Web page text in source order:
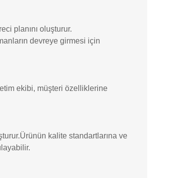
planını oluşturur.
devreye girmesi için
ekibi, müşteri özelliklerine
kalite standartlarına ve